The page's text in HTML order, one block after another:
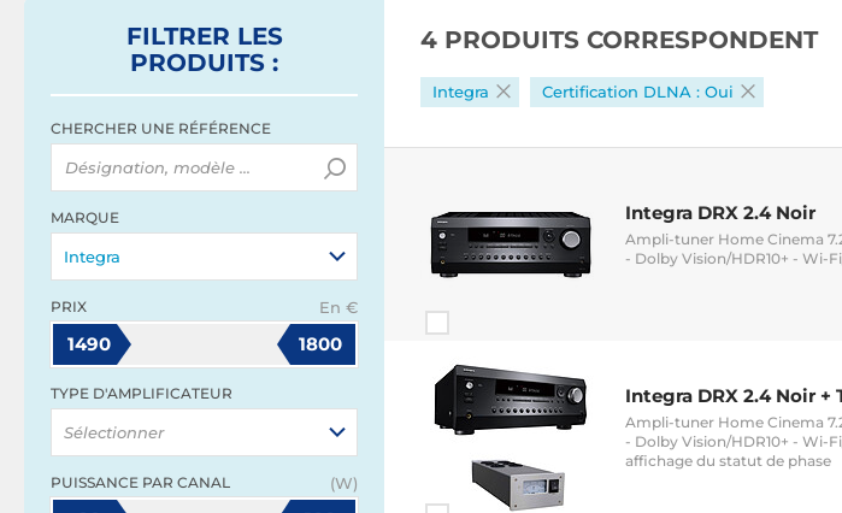
FILTRER LES
PRODUITS :
CHERCHER UNE RÉFÉRENCE
MARQUE
Integra
PRIX En €
1490 1800
TYPE D'AMPLIFICATEUR
Sélectionner
PUISSANCE PAR CANAL (W)
4 PRODUITS CORRESPONDENT
Integra Certification DLNA : Oui
Integra DRX 2.4 Noir
Ampli-tuner Home Cinema
- Dolby Vision/HDR10+ - Wi-
Integra DRX 2.4 Noir
Ampli-tuner Home Cinema
- Dolby Vision/HDR10+ - Wi-
affichage du statut de phase